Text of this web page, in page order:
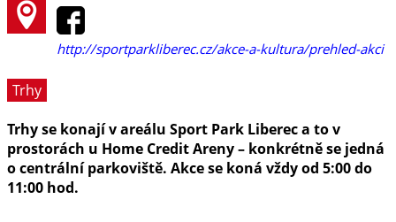
http://sportparkliberec.cz/akce-a-kultura/prehled-akci
Trhy
Trhy se konají v areálu Sport Park Liberec a to v
prostorách u Home Credit Areny – konkrétně se jedná
o centrální parkoviště. Akce se koná vždy od 5:00 do
11:00 hod.